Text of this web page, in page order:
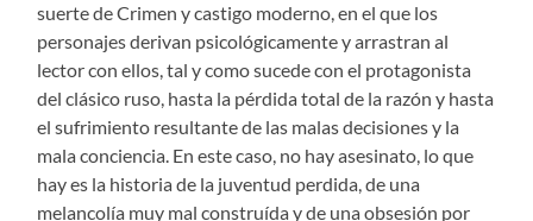
suerte de Crimen y castigo moderno, en el que los
personajes derivan psicológicamente y arrastran al
lector con ellos, tal y como sucede con el protagonista
del clásico ruso, hasta la pérdida total de la razón y hasta
el sufrimiento resultante de las malas decisiones y la
mala conciencia. En este caso, no hay asesinato, lo que
hay es la historia de la juventud perdida, de una
melancolía muy mal construída y de una obsesión por